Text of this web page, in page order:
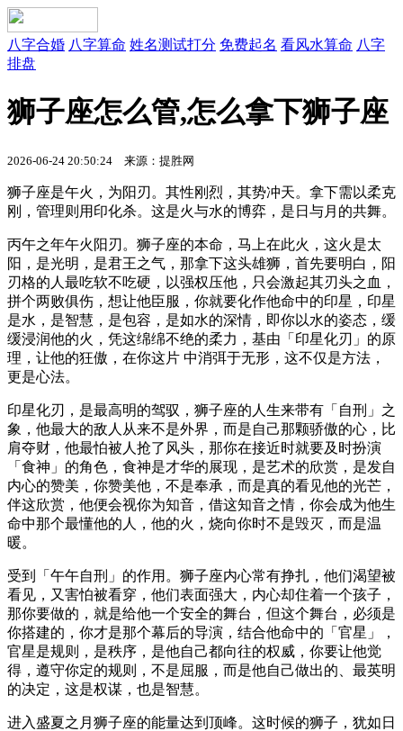
八字合婚 八字算命 姓名测试打分 免费起名 看风水算命 八字
排盘
狮子座怎么管,怎么拿下狮子座
2026-06-24 20:50:24 来源：提胜网
狮子座是午火，为阳刃。其性刚烈，其势冲天。拿下需以柔克
刚，管理则用印化杀。这是火与水的博弈，是日与月的共舞。
丙午之年午火阳刃。狮子座的本命，马上在此火，这火是太
阳，是光明，是君王之气，那拿下这头雄狮，首先要明白，阳
刃格的人最吃软不吃硬，以强权压他，只会激起其刃头之血，
拼个两败俱伤，想让他臣服，你就要化作他命中的印星，印星
是水，是智慧，是包容，是如水的深情，即你以水的姿态，缓
缓浸润他的火，凭这绵绵不绝的柔力，基由「印星化刃」的原
理，让他的狂傲，在你这片 中消弭于无形，这不仅是方法，
更是心法。
印星化刃，是最高明的驾驭，狮子座的人生来带有「自刑」之
象，他最大的敌人从来不是外界，而是自己那颗骄傲的心，比
肩夺财，他最怕被人抢了风头，那你在接近时就要及时扮演
「食神」的角色，食神是才华的展现，是艺术的欣赏，是发自
内心的赞美，你赞美他，不是奉承，而是真的看见他的光芒，
伴这欣赏，他便会视你为知音，借这知音之情，你会成为他生
命中那个最懂他的人，他的火，烧向你时不是毁灭，而是温
暖。
受到「午午自刑」的作用。狮子座内心常有挣扎，他们渴望被
看见，又害怕被看穿，他们表面强大，内心却住着一个孩子，
那你要做的，就是给他一个安全的舞台，但这个舞台，必须是
你搭建的，你才是那个幕后的导演，结合他命中的「官星」，
官星是规则，是秩序，是他自己都向往的权威，你要让他觉
得，遵守你定的规则，不是屈服，而是他自己做出的、最英明
的决定，这是权谋，也是智慧。
进入盛夏之月狮子座的能量达到顶峰。这时候的狮子，犹如日